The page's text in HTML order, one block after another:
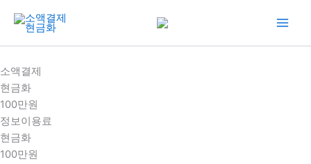
건
너
뛰
기
소액결제
현금화
100만원
정보이용료
현금화
100만원